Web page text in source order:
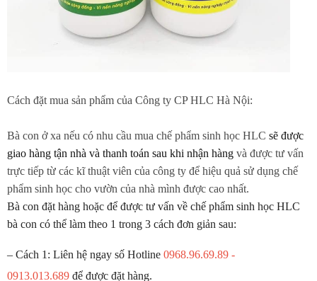
Cách đặt mua sản phẩm của Công ty CP HLC Hà Nội:
Bà con ở xa nếu có nhu cầu mua chế phẩm sinh học HLC sẽ được
giao hàng tận nhà và thanh toán sau khi nhận hàng và được tư vấn
trực tiếp từ các kĩ thuật viên của công ty để hiệu quả sử dụng chế
phẩm sinh học cho vườn của nhà mình được cao nhất.
Bà con đặt hàng hoặc để được tư vấn về chế phẩm sinh học HLC
bà con có thể làm theo 1 trong 3 cách đơn giản sau:
– Cách 1: Liên hệ ngay số Hotline 0968.96.69.89 -
0913.013.689 để được đặt hàng.